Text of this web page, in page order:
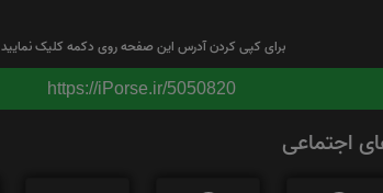
برای کپی کردن آدرس این صفحه روی دکمه کلیک نمایید
https://iPorse.ir/5050820
اجتماعی